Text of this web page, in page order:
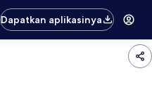
Dapatkan aplikasinya